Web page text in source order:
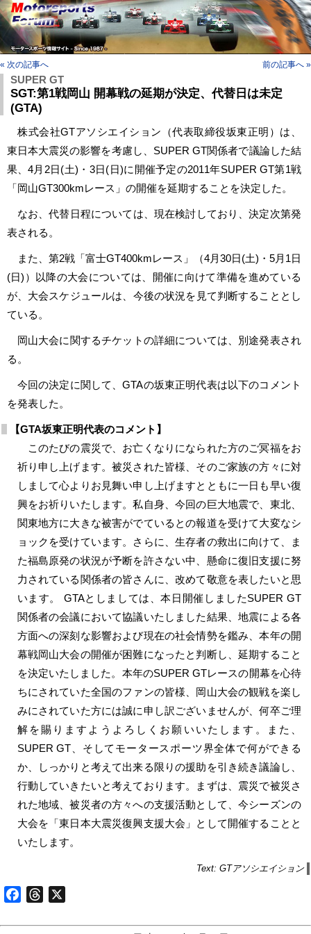
« 次の記事へ 前の記事へ »
SUPER GT
SGT:第1戦岡山 開幕戦の延期が決定、代替日は未定
(GTA)
株式会社GTアソシエイション（代表取締役坂東正明）は、
東日本大震災の影響を考慮し、SUPER GT関係者で議論した結
果、4月2日(土)・3日(日)に開催予定の2011年SUPER GT第1戦
「岡山GT300kmレース」の開催を延期することを決定した。
なお、代替日程については、現在検討しており、決定次第発
表される。
また、第2戦「富士GT400kmレース」（4月30日(土)・5月1日
(日)）以降の大会については、開催に向けて準備を進めている
が、大会スケジュールは、今後の状況を見て判断することとし
ている。
岡山大会に関するチケットの詳細については、別途発表され
る。
今回の決定に関して、GTAの坂東正明代表は以下のコメント
を発表した。
【GTA坂東正明代表のコメント】
このたびの震災で、お亡くなりになられた方のご冥福をお
祈り申し上げます。被災された皆様、そのご家族の方々に対
しまして心よりお見舞い申し上げますとともに一日も早い復
興をお祈りいたします。私自身、今回の巨大地震で、東北、
関東地方に大きな被害がでているとの報道を受けて大変なシ
ョックを受けています。さらに、生存者の救出に向けて、ま
た福島原発の状況が予断を許さない中、懸命に復旧支援に努
力されている関係者の皆さんに、改めて敬意を表したいと思
います。 GTAとしましては、本日開催しましたSUPER GT
関係者の会議において協議いたしました結果、地震による各
方面への深刻な影響および現在の社会情勢を鑑み、本年の開
幕戦岡山大会の開催が困難になったと判断し、延期すること
を決定いたしました。本年のSUPER GTレースの開幕を心待
ちにされていた全国のファンの皆様、岡山大会の観戦を楽し
みにされていた方には誠に申し訳ございませんが、何卒ご理
解を賜りますようよろしくお願いいたします。また、
SUPER GT、そしてモータースポーツ界全体で何ができる
か、しっかりと考えて出来る限りの援助を引き続き議論し、
行動していきたいと考えております。まずは、震災で被災さ
れた地域、被災者の方々への支援活動として、今シーズンの
大会を「東日本大震災復興支援大会」として開催することと
いたします。
Text: GTアソシエイション
FacebookThreads